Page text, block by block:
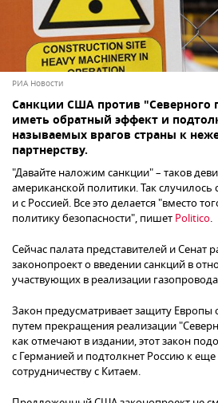
РИА Новости
Санкции США против "Северного
иметь обратный эффект и
называемых врагов страны к
партнерству.
"Давайте наложим санкции" – таков
американской политики. Так случилось
и с Россией. Все это делается "вместо
политику безопасности", пишет Politico.
Сейчас палата представителей и Сенат
законопроект о введении санкций в
участвующих в реализации
Закон предусматривает защиту Европы
путем прекращения реализации
как отмечают в издании, этот закон
с Германией и подтолкнет Россию к
сотрудничеству с Китаем.